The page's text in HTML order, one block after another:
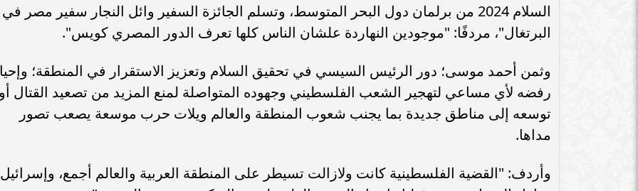
السلام 2024 من برلمان دول البحر المتوسط، وتسلم الجائزة السفير وائل النجار سفير مصر في
البرتغال"، مردفًا: "موجودين النهاردة علشان الناس كلها تعرف الدور المصري كويس".
وثمن أحمد موسى؛ دور الرئيس السيسي في تحقيق السلام وتعزيز الاستقرار في المنطقة؛
رفضه لأي مساعي لتهجير الشعب الفلسطيني وجهوده المتواصلة لمنع المزيد من تصعيد القتال أو
توسعه إلى مناطق جديدة بما يجنب شعوب المنطقة والعالم ويلات حرب موسعة يصعب تصور
مداها.
وأردف: "القضية الفلسطينية كانت ولازالت تسيطر على المنطقة العربية والعالم أجمع، وإسرائيل